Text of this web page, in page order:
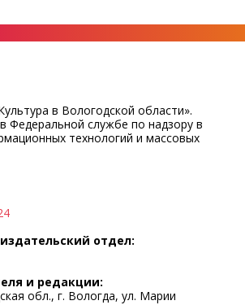
в Вологодской области».
Федеральной службе по надзору в
технологий и массовых
и дата принятия решения о
аналитический центр
160000, Вологодская обл., г.
д.10
Легчанова Елена Григорьевна
обработки персональных данных
отдел:
и редакции:
обл., г. Вологда, ул. Марии